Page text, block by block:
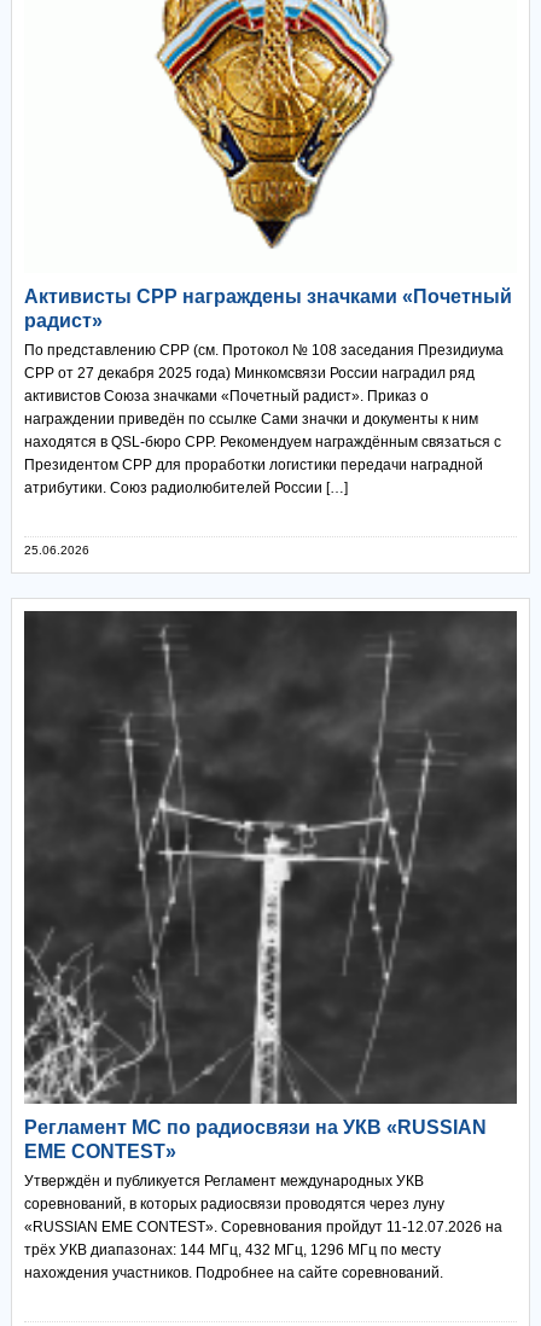
Активисты СРР награждены значками «Почетный
радист»
По представлению СРР (см. Протокол № 108 заседания Президиума
СРР от 27 декабря 2025 года) Минкомсвязи России наградил ряд
активистов Союза значками «Почетный радист». Приказ о
награждении приведён по ссылке Сами значки и документы к ним
находятся в QSL-бюро СРР. Рекомендуем награждённым связаться с
Президентом СРР для проработки логистики передачи наградной
атрибутики. Союз радиолюбителей России […]
25.06.2026
Регламент МС по радиосвязи на УКВ «RUSSIAN
EME CONTEST»
Утверждён и публикуется Регламент международных УКВ
соревнований, в которых радиосвязи проводятся через луну
«RUSSIAN EME CONTEST». Соревнования пройдут 11-12.07.2026 на
трёх УКВ диапазонах: 144 МГц, 432 МГц, 1296 МГц по месту
нахождения участников. Подробнее на сайте соревнований.